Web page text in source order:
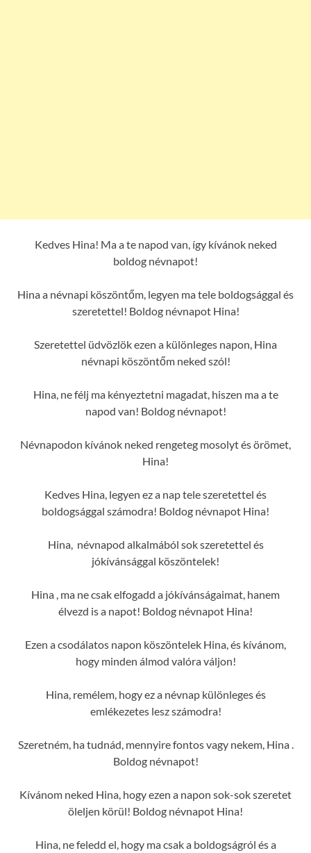
Kedves Hina! Ma a te napod van, így kívánok neked
boldog névnapot!
Hina a névnapi köszöntőm, legyen ma tele boldogsággal és
szeretettel! Boldog névnapot Hina!
Szeretettel üdvözlök ezen a különleges napon, Hina
névnapi köszöntőm neked szól!
Hina, ne félj ma kényeztetni magadat, hiszen ma a te
napod van! Boldog névnapot!
Névnapodon kívánok neked rengeteg mosolyt és örömet,
Hina!
Kedves Hina, legyen ez a nap tele szeretettel és
boldogsággal számodra! Boldog névnapot Hina!
Hina, névnapod alkalmából sok szeretettel és
jókívánsággal köszöntelek!
Hina , ma ne csak elfogadd a jókívánságaimat, hanem
élvezd is a napot! Boldog névnapot Hina!
Ezen a csodálatos napon köszöntelek Hina, és kívánom,
hogy minden álmod valóra váljon!
Hina, remélem, hogy ez a névnap különleges és
emlékezetes lesz számodra!
Szeretném, ha tudnád, mennyire fontos vagy nekem, Hina .
Boldog névnapot!
Kívánom neked Hina, hogy ezen a napon sok-sok szeretet
öleljen körül! Boldog névnapot Hina!
Hina, ne feledd el, hogy ma csak a boldogságról és a